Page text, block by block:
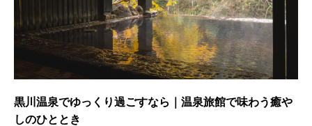
黒川温泉でゆっくり過ごすなら｜温泉旅館で味わう癒や
しのひととき